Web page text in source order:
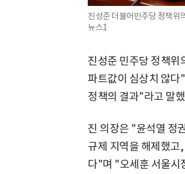
진성준 더불어민주당 정책위
뉴스1
진성준 민주당 정책
파트값이 심상치 않다
정책의 결과"라고 말
진 의장은 "윤석열 정
규제 지역을 해제했고
다"며 "오세훈 서울시